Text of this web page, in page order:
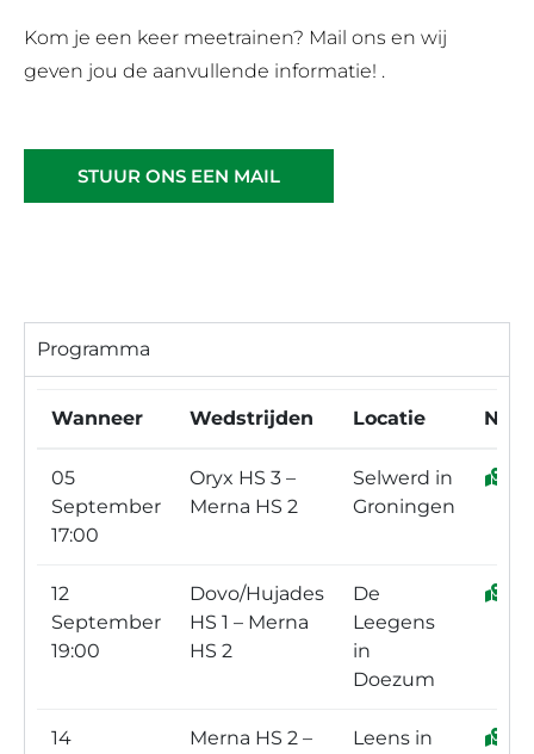
Kom je een keer meetrainen? Mail ons en wij
geven jou de aanvullende informatie! .
STUUR ONS EEN MAIL
Programma
Wanneer Wedstrijden Locatie
05
September
17:00
Oryx HS 3 –
Merna HS 2
Selwerd in
Groningen
12
September
19:00
Dovo/Hujades
HS 1 – Merna
HS 2
De
Leegens
in
Doezum
14
Merna HS 2 –
Leens in